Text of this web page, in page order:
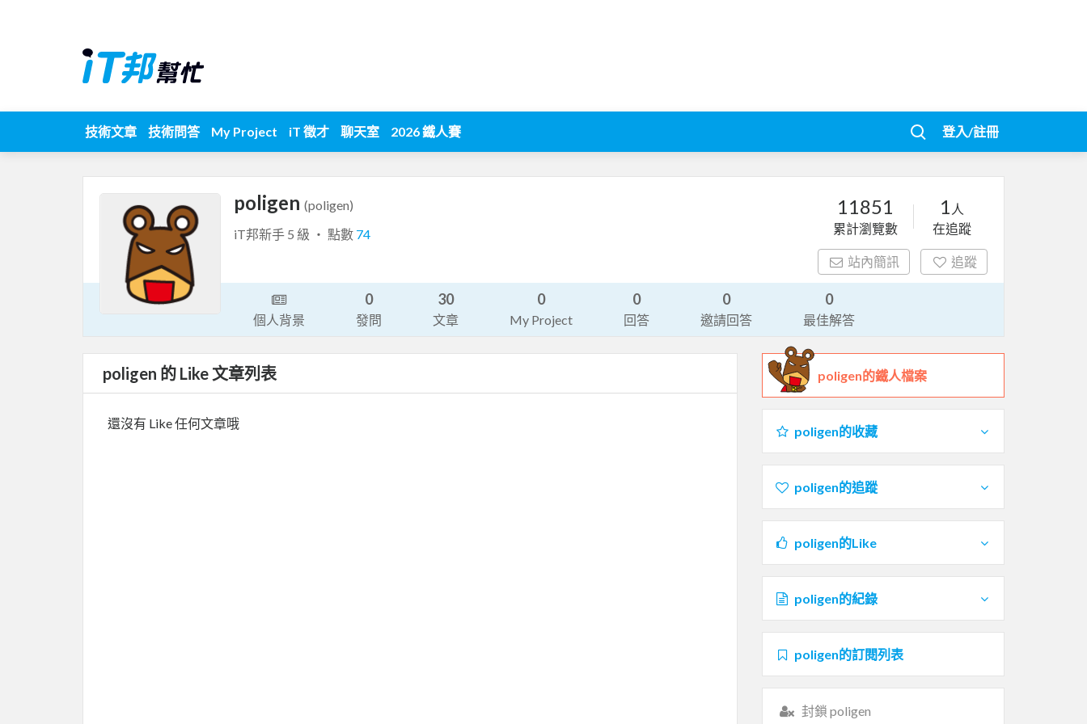
技術文章 技術問答 My Project iT 徵才 聊天室 2026 鐵人賽 登入/註冊
poligen (poligen)
iT邦新手 5 級 ‧ 點數 74
11851
累計瀏覽數
1 人
在追蹤
站內簡訊 追蹤
個人背景
0
發問
30
文章
0
My Project
0
回答
0
邀請回答
0
最佳解答
poligen 的 Like 文章列表
還沒有 Like 任何文章哦
poligen的鐵人檔案
poligen的收藏
poligen的追蹤
poligen的Like
poligen的紀錄
poligen的訂閱列表
封鎖 poligen